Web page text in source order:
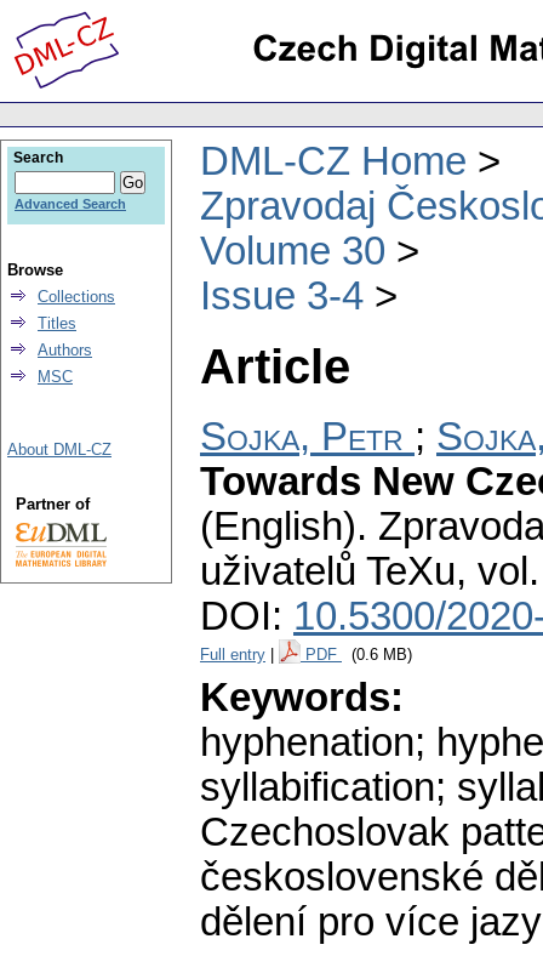
DML-CZ Home
Zpravodaj
Volume 30
Issue 3-4
Article
Sojka, Petr ;
Towards New
(English).
uživatelů TeXu,
DOI: 10.5300/
Full entry PDF (0.6 MB)
Keywords:
hyphenation;
syllabification;
Czechoslovak
československé
dělení pro více
Search
Advanced Search
Browse
Collections
Titles
Authors
MSC
About DML-CZ
Partner of